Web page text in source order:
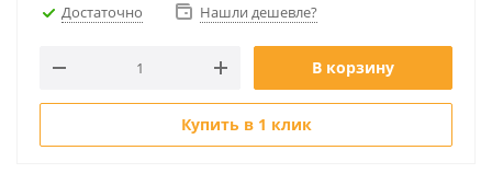
Достаточно Нашли дешевле?
В корзину
Купить в 1 клик